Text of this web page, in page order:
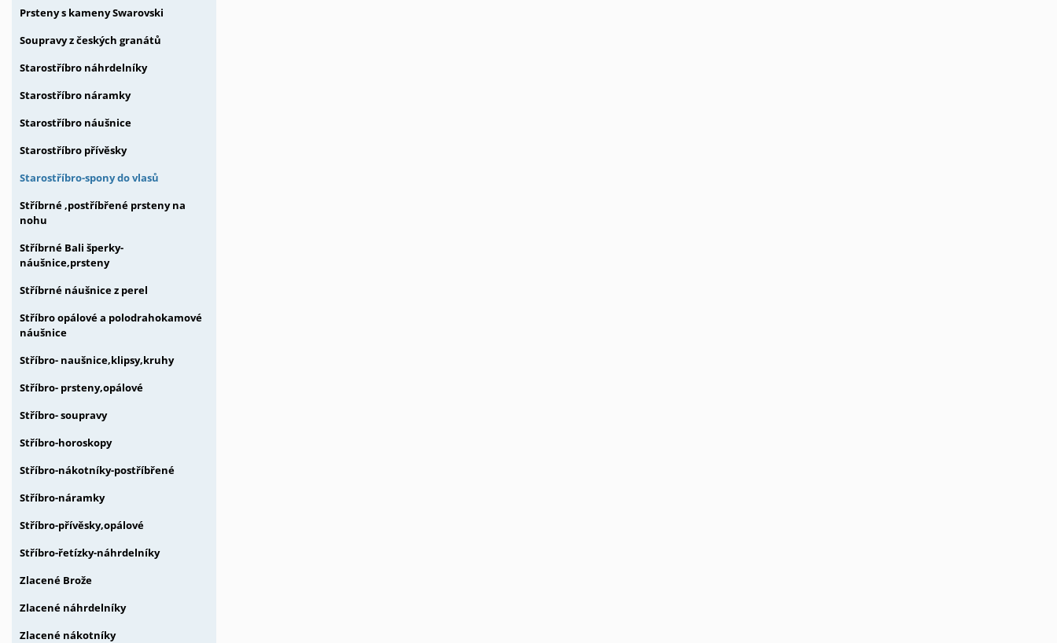
Prsteny s kameny Swarovski
Soupravy z českých granátů
Starostříbro náhrdelníky
Starostříbro náramky
Starostříbro náušnice
Starostříbro přívěsky
Starostříbro-spony do vlasů
Stříbrné ,postříbřené prsteny na
nohu
Stříbrné Bali šperky-
náušnice,prsteny
Stříbrné náušnice z perel
Stříbro opálové a polodrahokamové
náušnice
Stříbro- naušnice,klipsy,kruhy
Stříbro- prsteny,opálové
Stříbro- soupravy
Stříbro-horoskopy
Stříbro-nákotníky-postříbřené
Stříbro-náramky
Stříbro-přívěsky,opálové
Stříbro-řetízky-náhrdelníky
Zlacené Brože
Zlacené náhrdelníky
Zlacené nákotníky